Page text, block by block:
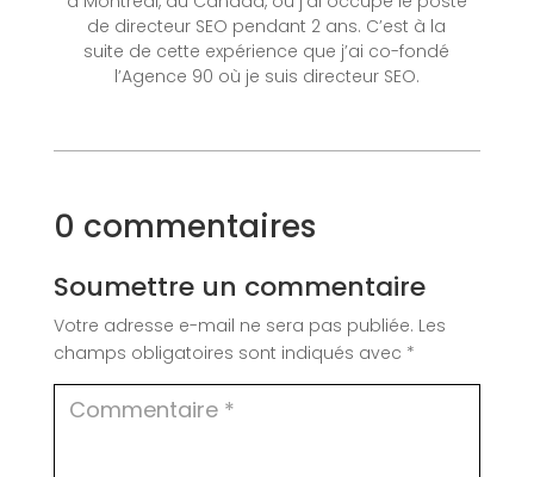
de directeur SEO pendant 2 ans. C’est à la
suite de cette expérience que j’ai co-fondé
l’Agence 90 où je suis directeur SEO.
0 commentaires
Soumettre un commentaire
Votre adresse e-mail ne sera pas publiée. Les
champs obligatoires sont indiqués avec *